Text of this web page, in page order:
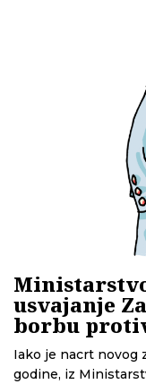
usvajanje
borbu
Iako je nacrt novog
godine, iz